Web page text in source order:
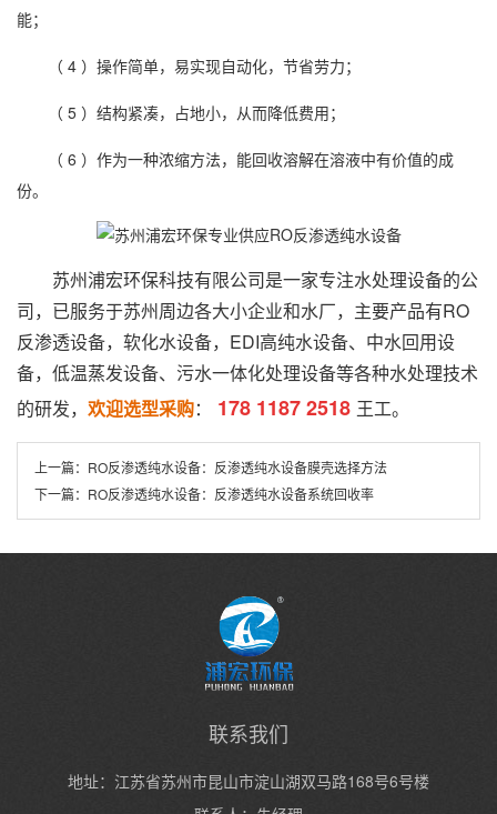
能；
（ 4 ）操作简单，易实现自动化，节省劳力；
（ 5 ）结构紧凑，占地小，从而降低费用；
（ 6 ）作为一种浓缩方法，能回收溶解在溶液中有价值的成
份。
苏州浦宏环保科技有限公司是一家专注水处理设备的公
司，已服务于苏州周边各大小企业和水厂，主要产品有RO
反渗透设备，软化水设备，EDI高纯水设备、 中水回用设
备， 低温蒸发设备、 污水一体化处理设备等各种水处理技术
的研发， 欢迎选型采购： 178 1187 2518 王工。
上一篇： RO反渗透纯水设备：反渗透纯水设备膜壳选择方法
下一篇： RO反渗透纯水设备：反渗透纯水设备系统回收率
联系我们
地址：江苏省苏州市昆山市淀山湖双马路168号6号楼